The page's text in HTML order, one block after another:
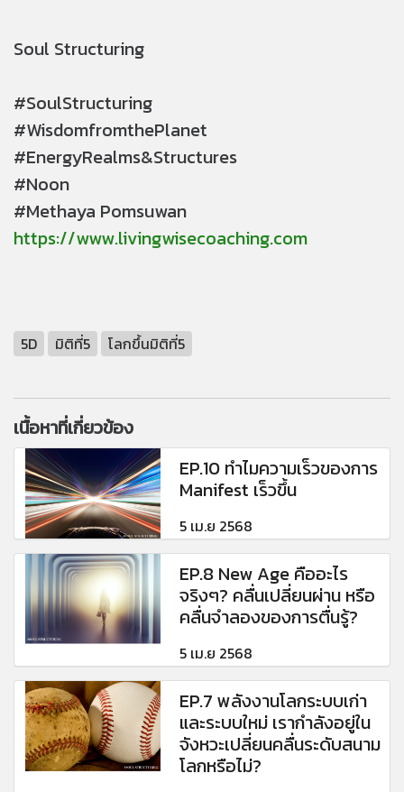
Soul Structuring
#SoulStructuring
#WisdomfromthePlanet
#EnergyRealms&Structures
#Noon
#Methaya Pomsuwan
https://www.livingwisecoaching.com
5D มิติที่5 โลกขึ้นมิติที่5
เนื้อหาที่เกี่ยวข้อง
EP.10 ทำไมความเร็วของการ
Manifest เร็วขึ้น
5 เม.ย 2568
EP.8 New Age คืออะไร
จริงๆ? คลื่นเปลี่ยนผ่าน หรือ
คลื่นจำลองของการตื่นรู้?
5 เม.ย 2568
EP.7 พลังงานโลกระบบเก่า
และระบบใหม่ เรากำลังอยู่ใน
จังหวะเปลี่ยนคลื่นระดับสนาม
โลกหรือไม่?